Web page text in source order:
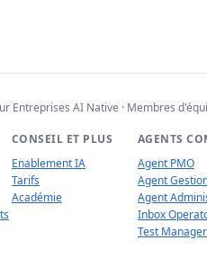
Entreprises AI Native · Membres
CONSEIL ET PLUS
Enablement IA
Tarifs
Académie
AGENTS
Agent PMO
Agent
Agent
Inbox
Test Manager